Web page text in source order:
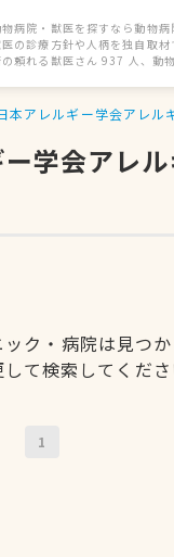
病院・獣医を探すなら動物病
医の診療方針や人柄を独自取材
の頼れる獣医さん 937 人、
本アレルギー学会アレル
学会アレ
ク・病院は見つか
て検索してくださ
1